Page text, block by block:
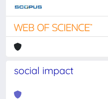
social impact